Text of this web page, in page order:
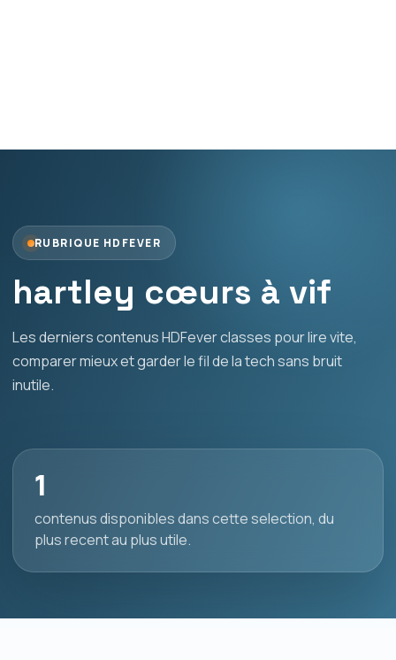
RUBRIQUE HDFEVER
hartley cœurs à vif
Les derniers contenus HDFever classes pour lire vite,
comparer mieux et garder le fil de la tech sans bruit
inutile.
1
contenus disponibles dans cette selection, du
plus recent au plus utile.